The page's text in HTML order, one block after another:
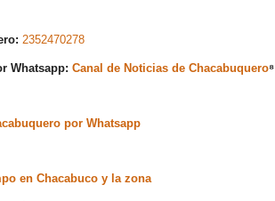
2352470278
Whatsapp: Canal de Noticias de Chacabuquero⁸
por Whatsapp
en Chacabuco y la zona